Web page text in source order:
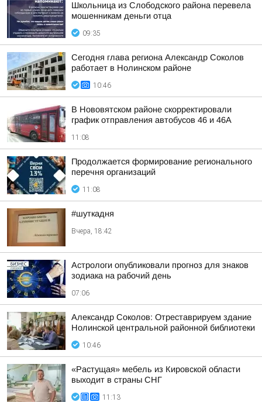
Школьница из Слободского района перевела
мошенникам деньги отца
09:35
Сегодня глава региона Александр Соколов
работает в Нолинском районе
10:46
В Нововятском районе скорректировали
график отправления автобусов 46 и 46А
11:08
Продолжается формирование регионального
перечня организаций
11:08
#шуткадня
Вчера, 18:42
Астрологи опубликовали прогноз для знаков
зодиака на рабочий день
07:06
Александр Соколов: Отреставрируем здание
Нолинской центральной районной библиотеки
10:46
«Растущая» мебель из Кировской области
выходит в страны СНГ
11:13